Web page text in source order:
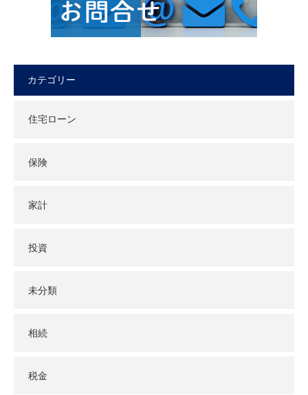
カテゴリー
住宅ローン
保険
家計
投資
未分類
相続
税金